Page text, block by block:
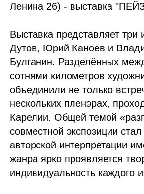
Ленина 26) - выставка
Выставка представляет три
Дутов, Юрий Каноев и
Булганин. Разделённых
сотнями километров
объединили не только
нескольких пленэрах,
Карелии. Общей темой
совместной экспозиции
авторской интерпретации
жанра ярко проявляется
индивидуальность каждого